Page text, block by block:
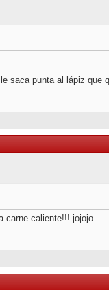
saca punta al lápiz que
carne caliente!!! jojojo